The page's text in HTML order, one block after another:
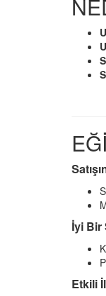
İyi Bir
Etkili